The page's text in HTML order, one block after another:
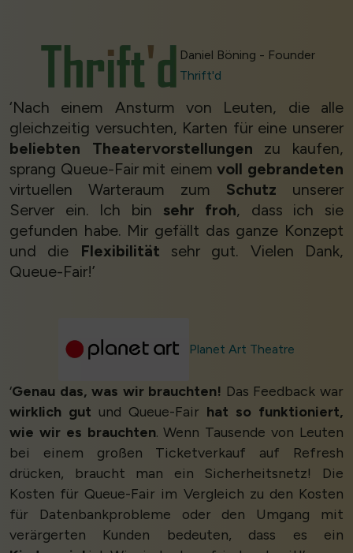
Daniel Böning - Founder
Thrift'd
‘Nach einem Ansturm von Leuten, die alle
gleichzeitig versuchten, Karten für eine unserer
beliebten Theatervorstellungen zu kaufen,
sprang Queue-Fair mit einemvoll gebrandeten
virtuellen Warteraum zum Schutz unserer
Server ein. Ich bin sehr froh, dass ich sie
gefunden habe. Mir gefällt das ganze Konzept
und die Flexibilität sehr gut. Vielen Dank,
Queue-Fair!’
Planet Art Theatre
‘Genau das, was wir brauchten! Das Feedback war
wirklich gut und Queue-Fair hat so funktioniert,
wie wir es brauchten. Wenn Tausende von Leuten
bei einem großen Ticketverkauf auf Refresh
drücken, braucht man ein Sicherheitsnetz! Die
Kosten für Queue-Fair im Vergleich zu den Kosten
für Datenbankprobleme oder den Umgang mit
verärgerten Kunden bedeuten, dass es ein